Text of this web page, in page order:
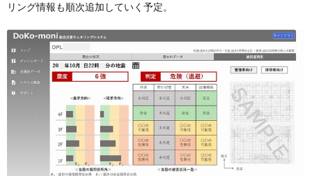
リング情報も順次追加していく予定。